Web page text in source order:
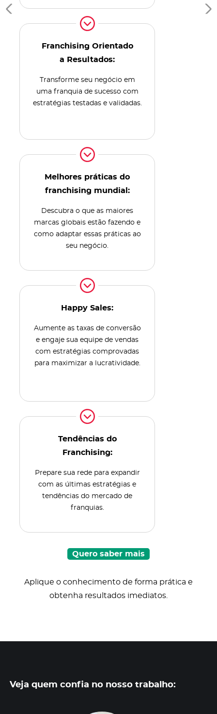
Franchising Orientado
a Resultados:
Transforme seu negócio em
uma franquia de sucesso com
estratégias testadas e validadas.
Melhores práticas do
franchising mundial:
Descubra o que as maiores
marcas globais estão fazendo e
como adaptar essas práticas ao
seu negócio.
Happy Sales:
Aumente as taxas de conversão
e engaje sua equipe de vendas
com estratégias comprovadas
para maximizar a lucratividade.
Tendências do
Franchising:
Prepare sua rede para expandir
com as últimas estratégias e
tendências do mercado de
franquias.
Quero saber mais
Aplique o conhecimento de forma prática e
obtenha resultados imediatos.
Veja quem confia no nosso trabalho: